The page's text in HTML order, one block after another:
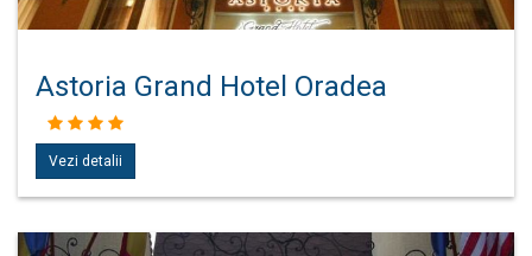
Astoria Grand Hotel Oradea
Vezi detalii